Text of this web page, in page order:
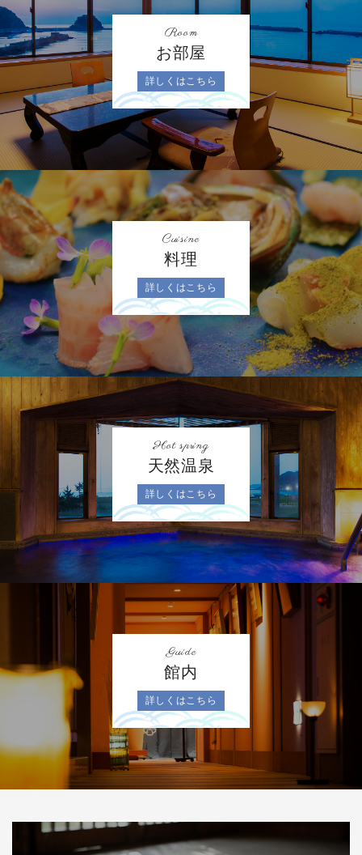
Room
お部屋
詳しくはこちら
Cuisine
料理
詳しくはこちら
Hot spring
天然温泉
詳しくはこちら
Guide
館内
詳しくはこちら